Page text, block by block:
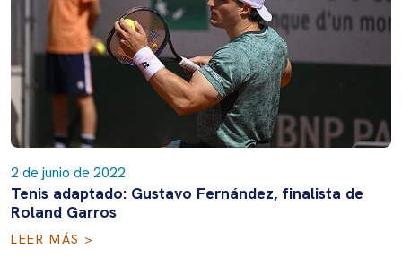
2 de junio de 2022
Tenis adaptado: Gustavo Fernández, finalista de
Roland Garros
LEER MÁS >